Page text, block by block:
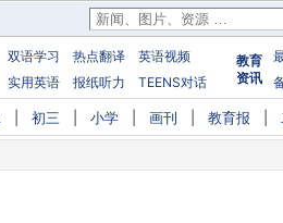
双语学习 热点翻译
英语视频
实用英语
报纸听力 TEENS对话
教育
资讯
初三 小学 画刊 教育报